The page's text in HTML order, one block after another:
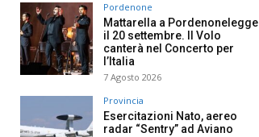
Pordenone
Mattarella a Pordenonelegge
il 20 settembre. Il Volo
canterà nel Concerto per
l’Italia
7 Agosto 2026
Provincia
Esercitazioni Nato, aereo
radar “Sentry” ad Aviano